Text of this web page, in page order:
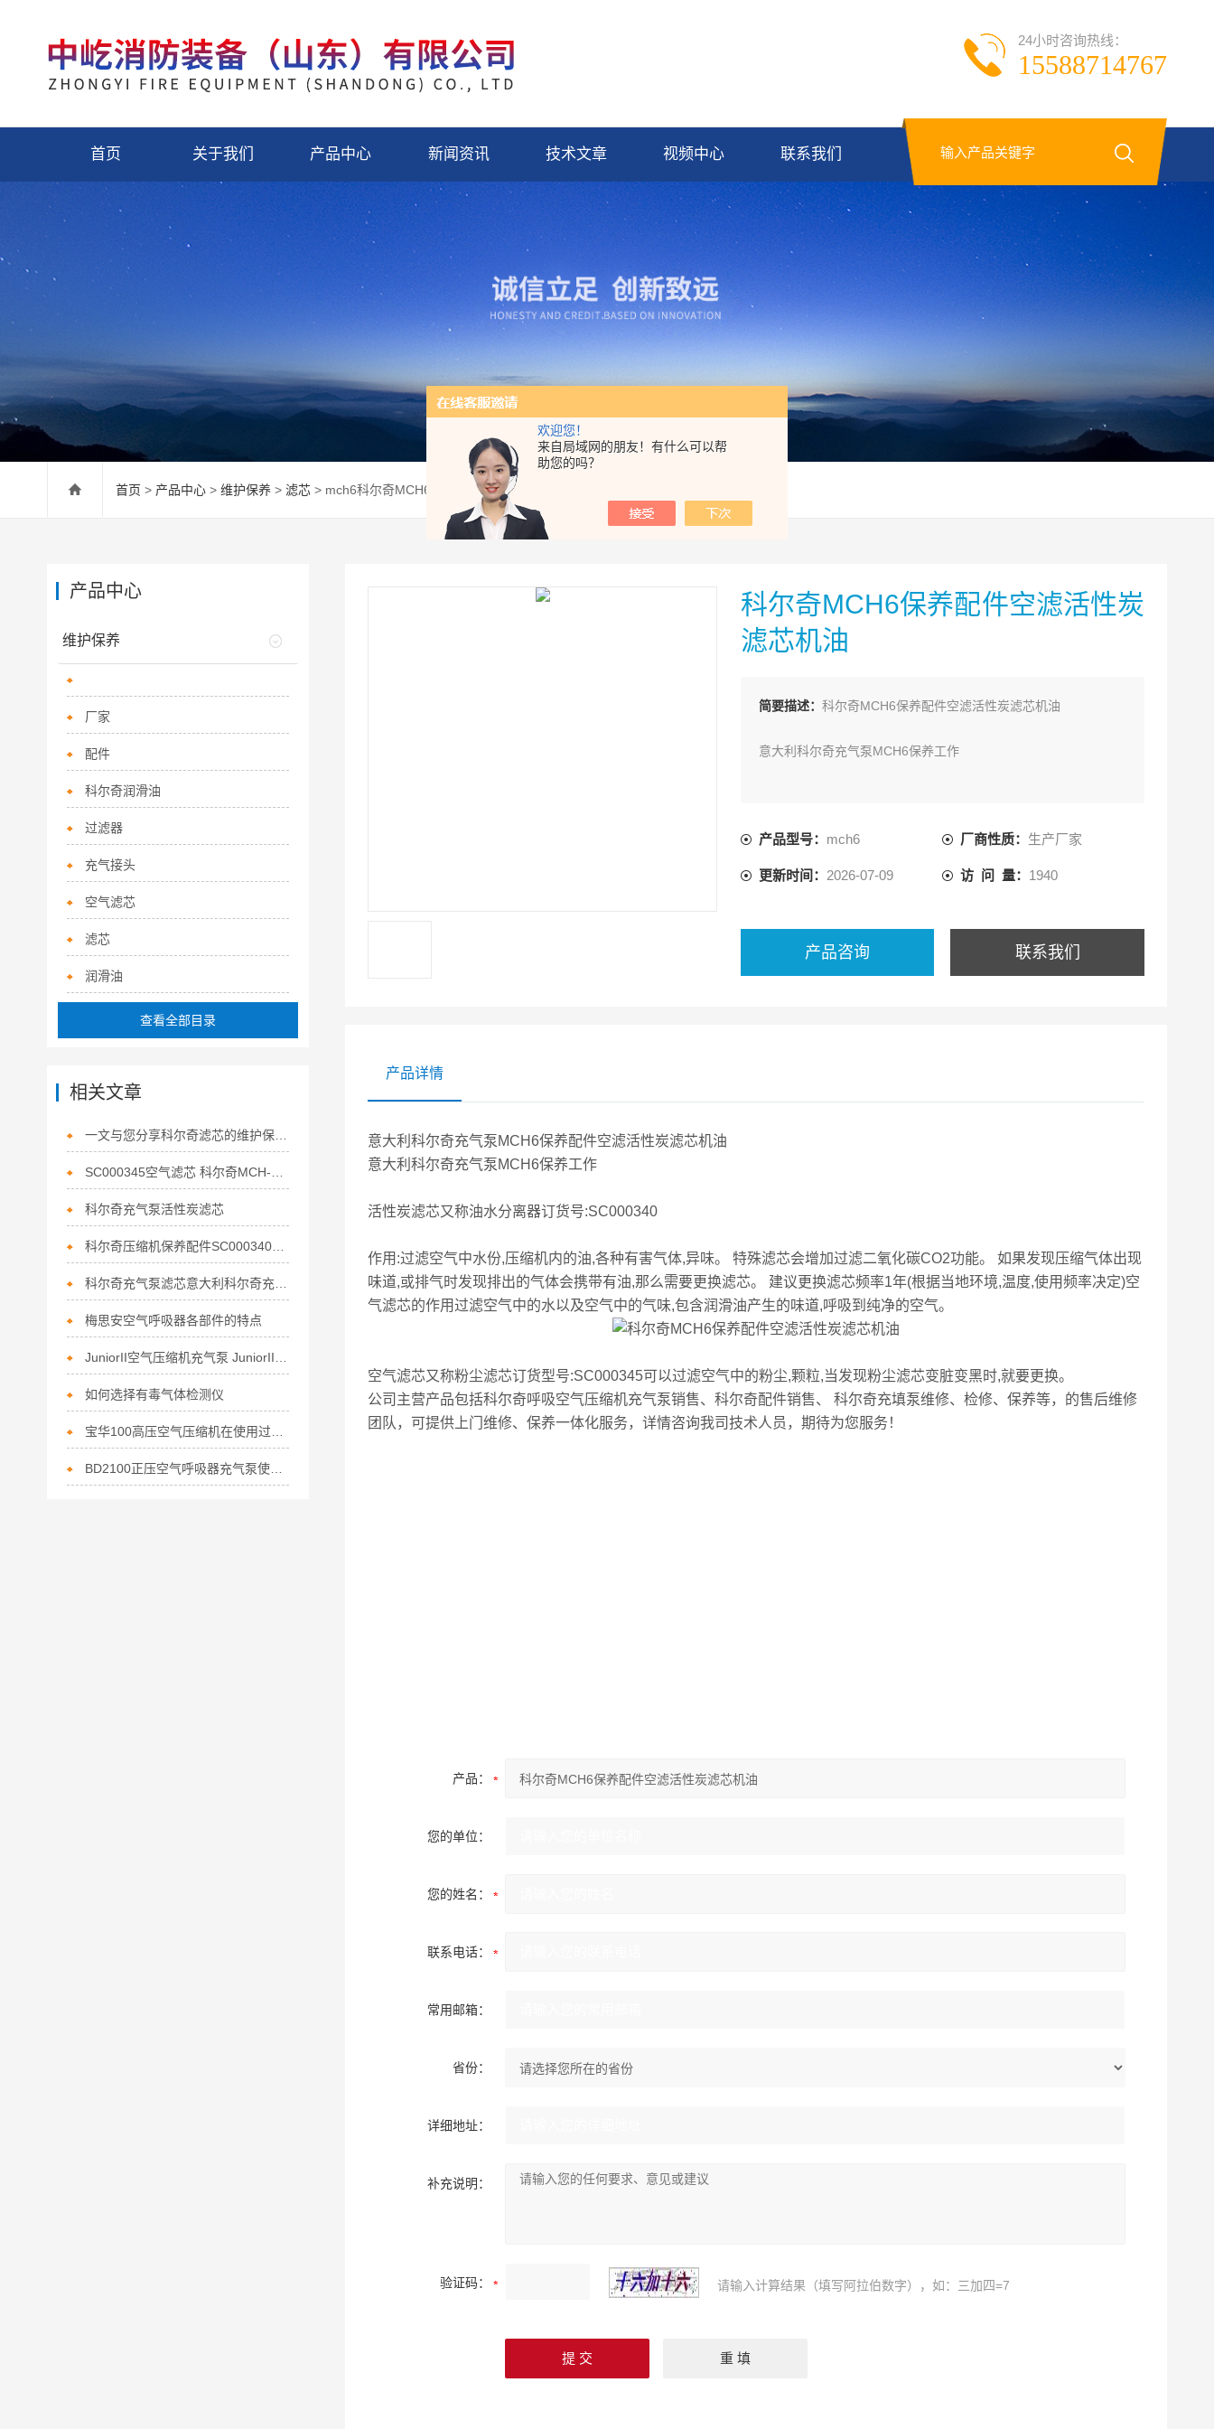
欢迎您！
来自局域网的朋友！有什么可以帮
助您的吗？
24小时咨询热线：
15588714767
首页 关于我们 产品中心 新闻资讯 技术文章 视频中心 联系我们
首页 > 产品中心 > 维护保养 > 滤芯 > mch6科尔奇MCH6保养配件空滤活性炭滤芯机油
科尔奇MCH6保养配件空滤活性炭
滤芯机油
简要描述： 科尔奇MCH6保养配件空滤活性炭滤芯机油
意大利科尔奇充气泵MCH6保养工作
活性炭滤芯又称油水分离器订货号:SC000340
产品型号： mch6 厂商性质： 生产厂家
更新时间： 2026-07-09 访 问 量： 1940
产品咨询 联系我们
产品详情
意大利科尔奇充气泵MCH6保养配件空滤活性炭滤芯机油
意大利科尔奇充气泵MCH6保养工作
活性炭滤芯又称油水分离器订货号:SC000340
作用:过滤空气中水份,压缩机内的油,各种有害气体,异味。 特殊滤芯会增加过滤二氧化碳CO2功能。 如果发现压缩气体出现
味道,或排气时发现排出的气体会携带有油,那么需要更换滤芯。 建议更换滤芯频率1年(根据当地环境,温度,使用频率决定)空
气滤芯的作用过滤空气中的水以及空气中的气味,包含润滑油产生的味道,呼吸到纯净的空气。
空气滤芯又称粉尘滤芯订货型号:SC000345可以过滤空气中的粉尘,颗粒,当发现粉尘滤芯变脏变黑时,就要更换。
公司主营产品包括科尔奇呼吸空气压缩机充气泵销售、科尔奇配件销售、 科尔奇充填泵维修、检修、保养等，的售后维修
团队，可提供上门维修、保养一体化服务，详情咨询我司技术人员，期待为您服务！
产品：
您的单位：
您的姓名：
联系电话：
常用邮箱：
省份：
详细地址：
补充说明：
验证码： 请输入计算结果（填写阿拉伯数字），如：三加四=7
产品中心
维护保养
厂家
配件
科尔奇润滑油
过滤器
充气接头
空气滤芯
滤芯
润滑油
查看全部目录
相关文章
一文与您分享科尔奇滤芯的维护保养方法
科尔奇充气泵活性炭滤芯
科尔奇压缩机保养配件SC000340活性炭滤芯的作用
梅思安空气呼吸器各部件的特点
如何选择有毒气体检测仪
BD2100正压空气呼吸器充气泵使用前如何做好检查